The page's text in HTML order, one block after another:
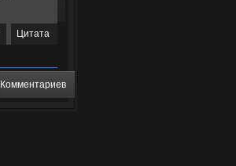
Цитата
Комментариев